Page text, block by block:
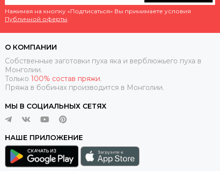
Нажимая на кнопку «Подписаться» Вы принимаете условия
Публичной оферты.
О КОМПАНИИ
Собственные заготовки пуха яка и верблюжьего пуха в
Монголии.
Только 100% состав пряжи.
Пряжа в бобинах производится в Монголии.
МЫ В СОЦИАЛЬНЫХ СЕТЯХ
НАШЕ ПРИЛОЖЕНИЕ